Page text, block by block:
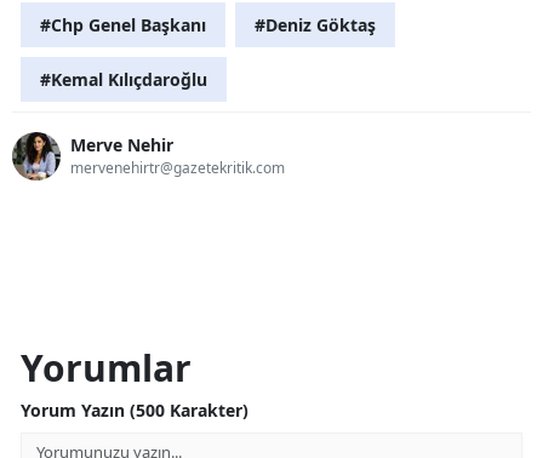
#Chp Genel Başkanı #Deniz Göktaş
#Kemal Kılıçdaroğlu
Merve Nehir
mervenehirtr@gazetekritik.com
Yorumlar
Yorum Yazın (500 Karakter)